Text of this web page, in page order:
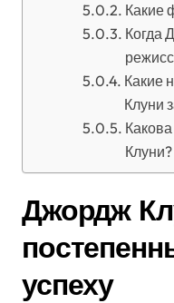
Какие
Когда
Какие
Клуни
Клуни?
Джордж
успеху